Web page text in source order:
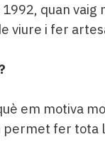
quan
viure i fer
em motiva
permet fer tota